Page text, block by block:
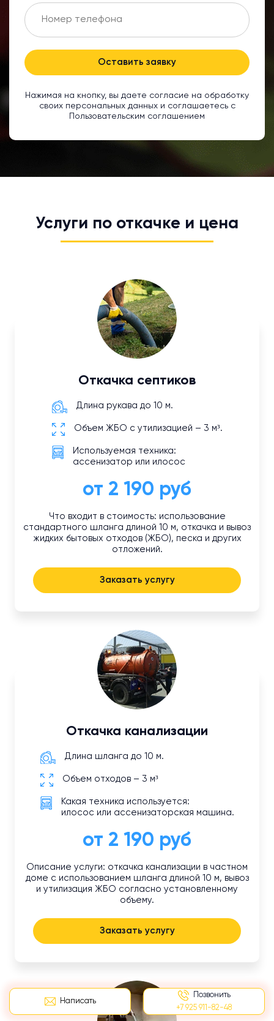
Написать
Позвонить
+7 925 911-82-48
Оставить заявку
Нажимая на кнопку, вы даете согласие на обработку
своих персональных данных и соглашаетесь с
Пользовательским соглашением
Услуги по откачке и цена
Откачка септиков
Длина рукава до 10 м.
Объем ЖБО с утилизацией – 3 м³.
Используемая техника:
ассенизатор или илосос
от 2 190 руб
Что входит в стоимость: использование
стандартного шланга длиной 10 м, откачка и вывоз
жидких бытовых отходов (ЖБО), песка и других
отложений.
Заказать услугу
Откачка канализации
Длина шланга до 10 м.
Объем отходов – 3 м³
Какая техника используется:
илосос или ассенизаторская машина.
от 2 190 руб
Описание услуги: откачка канализации в частном
доме с использованием шланга длиной 10 м, вывоз
и утилизация ЖБО согласно установленному
объему.
Заказать услугу